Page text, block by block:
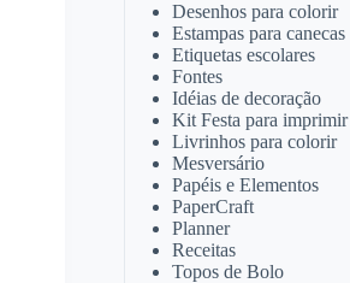
Desenhos para colorir
Estampas para canecas
Etiquetas escolares
Fontes
Idéias de decoração
Kit Festa para imprimir
Livrinhos para colorir
Mesversário
Papéis e Elementos
PaperCraft
Planner
Receitas
Topos de Bolo